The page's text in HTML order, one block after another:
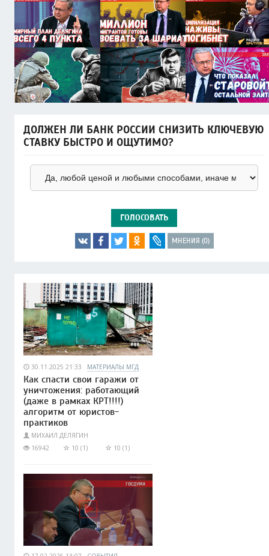
ДОЛЖЕН ЛИ БАНК РОССИИ СНИЗИТЬ КЛЮЧЕВУЮ
СТАВКУ БЫСТРО И ОЩУТИМО?
ГОЛОСОВАТЬ
МНЕНИЯ (0)
30.11.2025 21:33 МАТЕРИАЛЫ МГД
Как спасти свои гаражи от
уничтожения: работающий
(даже в рамках КРТ!!!!)
алгоритм от юристов-
практиков
МИХАИЛ ДЕЛЯГИН
16942
10 (1) 10 (1)